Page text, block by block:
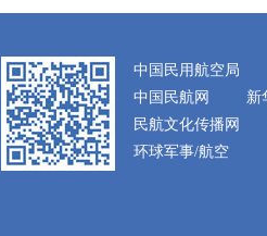
中国民用航空局
中国民航网
新
民航文化传播网
环球军事/航空